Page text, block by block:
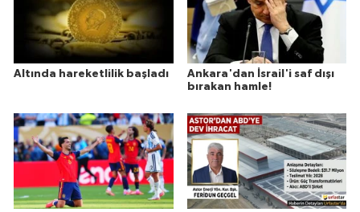
Altında hareketlilik başladı
Ankara'dan İsrail'i saf dışı
bırakan hamle!